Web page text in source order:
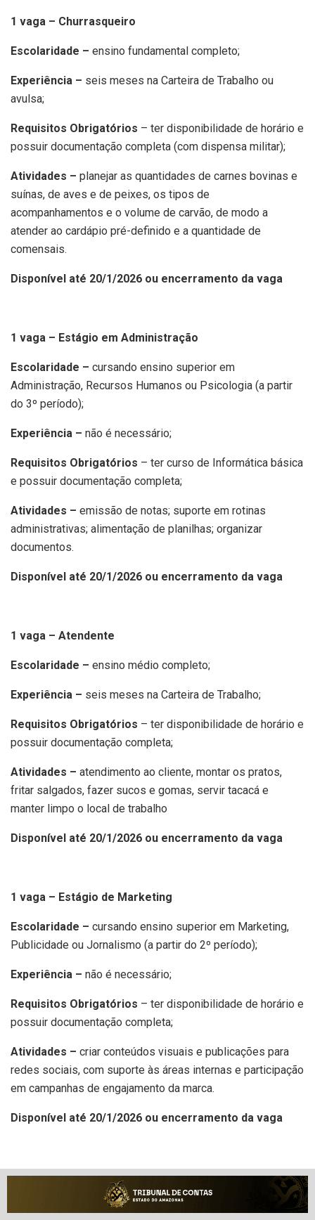
1 vaga – Churrasqueiro
Escolaridade – ensino fundamental completo;
Experiência – seis meses na Carteira de Trabalho ou
avulsa;
Requisitos Obrigatórios – ter disponibilidade de horário e
possuir documentação completa (com dispensa militar);
Atividades – planejar as quantidades de carnes bovinas e
suínas, de aves e de peixes, os tipos de
acompanhamentos e o volume de carvão, de modo a
atender ao cardápio pré-definido e a quantidade de
comensais.
Disponível até 20/1/2026 ou encerramento da vaga
1 vaga – Estágio em Administração
Escolaridade – cursando ensino superior em
Administração, Recursos Humanos ou Psicologia (a partir
do 3º período);
Experiência – não é necessário;
Requisitos Obrigatórios – ter curso de Informática básica
e possuir documentação completa;
Atividades – emissão de notas; suporte em rotinas
administrativas; alimentação de planilhas; organizar
documentos.
Disponível até 20/1/2026 ou encerramento da vaga
1 vaga – Atendente
Escolaridade – ensino médio completo;
Experiência – seis meses na Carteira de Trabalho;
Requisitos Obrigatórios – ter disponibilidade de horário e
possuir documentação completa;
Atividades – atendimento ao cliente, montar os pratos,
fritar salgados, fazer sucos e gomas, servir tacacá e
manter limpo o local de trabalho
Disponível até 20/1/2026 ou encerramento da vaga
1 vaga – Estágio de Marketing
Escolaridade – cursando ensino superior em Marketing,
Publicidade ou Jornalismo (a partir do 2º período);
Experiência – não é necessário;
Requisitos Obrigatórios – ter disponibilidade de horário e
possuir documentação completa;
Atividades – criar conteúdos visuais e publicações para
redes sociais, com suporte às áreas internas e participação
em campanhas de engajamento da marca.
Disponível até 20/1/2026 ou encerramento da vaga
1 vaga – Assistente de Supervisão
ensino médio completo;